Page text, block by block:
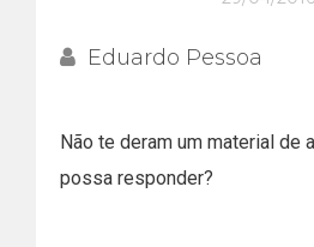
Eduardo Pessoa
Não te deram um material de
possa responder?